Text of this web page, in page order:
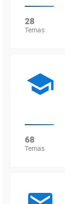
28
Temas
68
Temas